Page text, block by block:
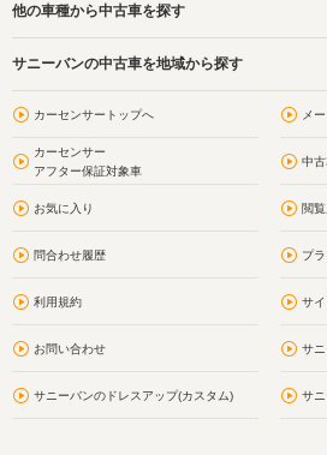
他の車種から中古車を探す
サニーバンの中古車を地域から探す
カーセンサートップへ メ
カーセンサー
アフター保証対象車
中
お気に入り 閲
問合わせ履歴 プ
利用規約 サ
お問い合わせ サ
サニーバンのドレスアップ(カスタム) サ